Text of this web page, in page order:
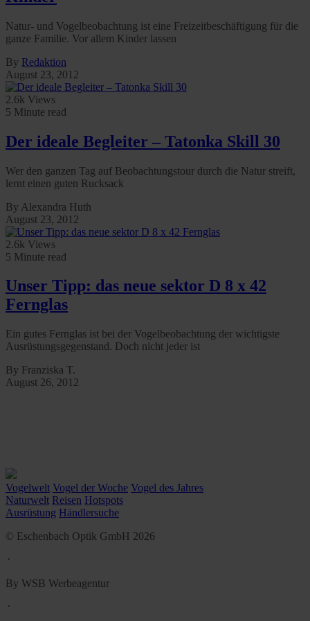
Natur- und Vogelbeobachtung ist eine Freizeitbeschäftigung für die
ganze Familie. Vor allem Kinder lassen
By Redaktion
August 23, 2012
2.6k Views
5 Minute read
Der ideale Begleiter – Tatonka Skill 30
Wer den ganzen Tag auf Beobachtungstour durch die Natur streift,
lernt einen guten Rucksack
By Alexandra Huth
August 23, 2012
2.6k Views
5 Minute read
Unser Tipp: das neue sektor D 8 x 42
Fernglas
Ein gutes Fernglas ist bei der Vogelbeobachtung der wichtigste
Ausrüstungsgegenstand. Doch nicht jeder ist
By Franziska T.
August 26, 2012
Vogelwelt Vogel der Woche Vogel des Jahres
Naturwelt Reisen Hotspots
Ausrüstung Händlersuche
© Eschenbach Optik GmbH 2026
᛫
By WSB Werbeagentur
᛫